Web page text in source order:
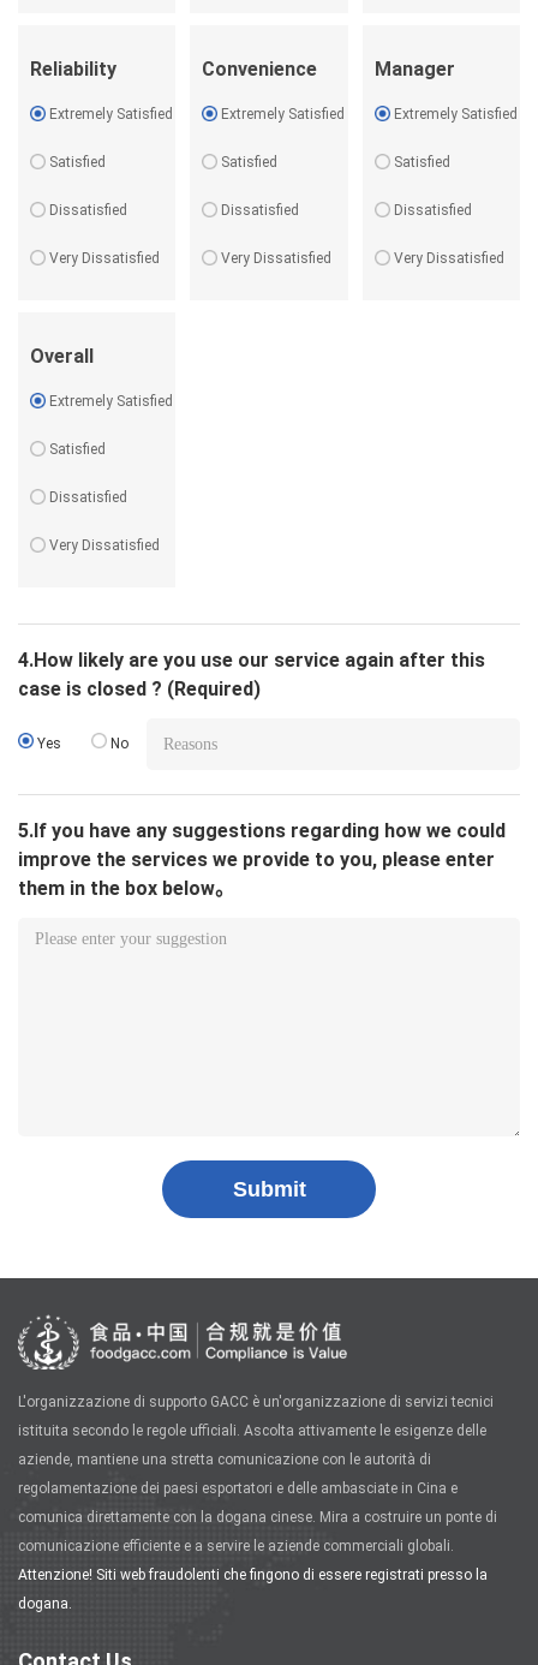
Reliability
Extremely Satisfied
Satisfied
Dissatisfied
Very Dissatisfied
Convenience
Extremely Satisfied
Satisfied
Dissatisfied
Very Dissatisfied
Manager
Extremely Satisfied
Satisfied
Dissatisfied
Very Dissatisfied
Overall
Extremely Satisfied
Satisfied
Dissatisfied
Very Dissatisfied
4.How likely are you use our service again after this
case is closed ? (Required)
Yes No
5.If you have any suggestions regarding how we could
improve the services we provide to you, please enter
them in the box below。
Submit
L'organizzazione di supporto GACC è un'organizzazione di servizi tecnici
istituita secondo le regole ufficiali. Ascolta attivamente le esigenze delle
aziende, mantiene una stretta comunicazione con le autorità di
regolamentazione dei paesi esportatori e delle ambasciate in Cina e
comunica direttamente con la dogana cinese. Mira a costruire un ponte di
comunicazione efficiente e a servire le aziende commerciali globali.
Attenzione! Siti web fraudolenti che fingono di essere registrati presso la
dogana.